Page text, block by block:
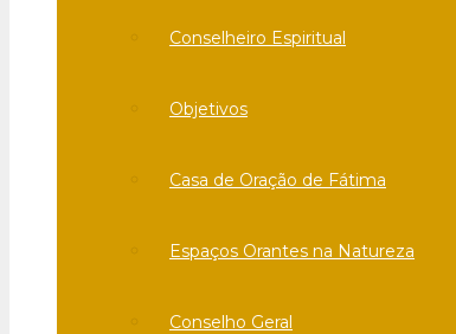
Conselheiro Espiritual
Objetivos
Casa de Oração de Fátima
Espaços Orantes na Natureza
Conselho Geral